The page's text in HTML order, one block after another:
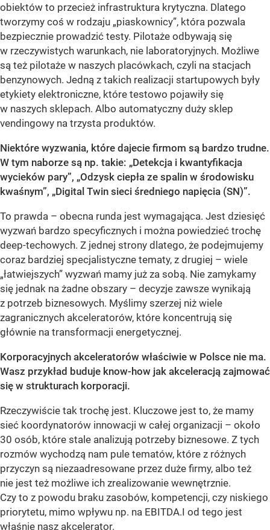
obiektów to przecież infrastruktura krytyczna. Dlatego
tworzymy coś w rodzaju „piaskownicy”, która pozwala
bezpiecznie prowadzić testy. Pilotaże odbywają się
w rzeczywistych warunkach, nie laboratoryjnych. Możliwe
są też pilotaże w naszych placówkach, czyli na stacjach
benzynowych. Jedną z takich realizacji startupowych były
etykiety elektroniczne, które testowo pojawiły się
w naszych sklepach. Albo automatyczny duży sklep
vendingowy na trzysta produktów.
Niektóre wyzwania, które dajecie firmom są bardzo trudne.
W tym naborze są np. takie: „Detekcja i kwantyfikacja
wycieków pary”, „Odzysk ciepła ze spalin w środowisku
kwaśnym”, „Digital Twin sieci średniego napięcia (SN)”.
To prawda – obecna runda jest wymagająca. Jest dziesięć
wyzwań bardzo specyficznych i można powiedzieć trochę
deep-techowych. Z jednej strony dlatego, że podejmujemy
coraz bardziej specjalistyczne tematy, z drugiej – wiele
„łatwiejszych” wyzwań mamy już za sobą. Nie zamykamy
się jednak na żadne obszary – decyzje zawsze wynikają
z potrzeb biznesowych. Myślimy szerzej niż wiele
zagranicznych akceleratorów, które koncentrują się
głównie na transformacji energetycznej.
Korporacyjnych akceleratorów właściwie w Polsce nie ma.
Wasz przykład buduje know-how jak akceleracją zajmować
się w strukturach korporacji.
Rzeczywiście tak trochę jest. Kluczowe jest to, że mamy
sieć koordynatorów innowacji w całej organizacji – około
30 osób, które stale analizują potrzeby biznesowe. Z tych
rozmów wychodzą nam pule tematów, które z różnych
przyczyn są niezaadresowane przez duże firmy, albo też
nie jest też możliwe ich zrealizowanie wewnętrznie.
Czy to z powodu braku zasobów, kompetencji, czy niskiego
priorytetu, mimo wpływu np. na EBITDA.I od tego jest
właśnie nasz akcelerator.